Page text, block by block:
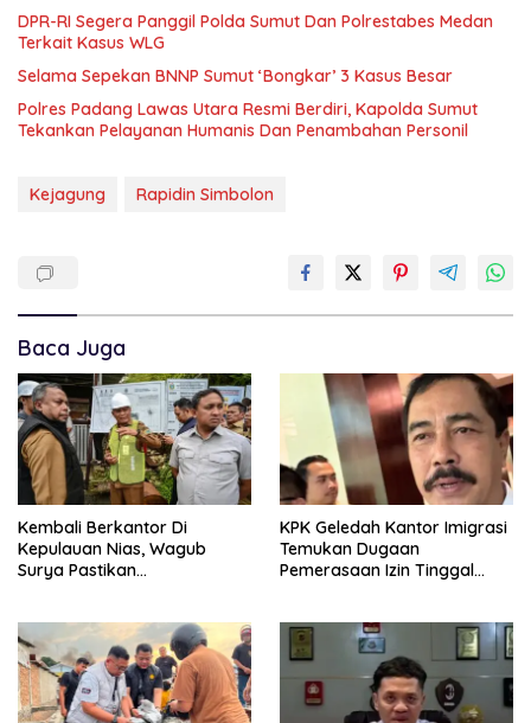
DPR-RI Segera Panggil Polda Sumut Dan Polrestabes Medan
Terkait Kasus WLG
Selama Sepekan BNNP Sumut ‘Bongkar’ 3 Kasus Besar
Polres Padang Lawas Utara Resmi Berdiri, Kapolda Sumut
Tekankan Pelayanan Humanis Dan Penambahan Personil
Kejagung Rapidin Simbolon
Baca Juga
Kembali Berkantor Di
Kepulauan Nias, Wagub
Surya Pastikan
Rencana
KPK Geledah Kantor Imigrasi
Temukan Dugaan
Pemerasaan Izin Tinggal